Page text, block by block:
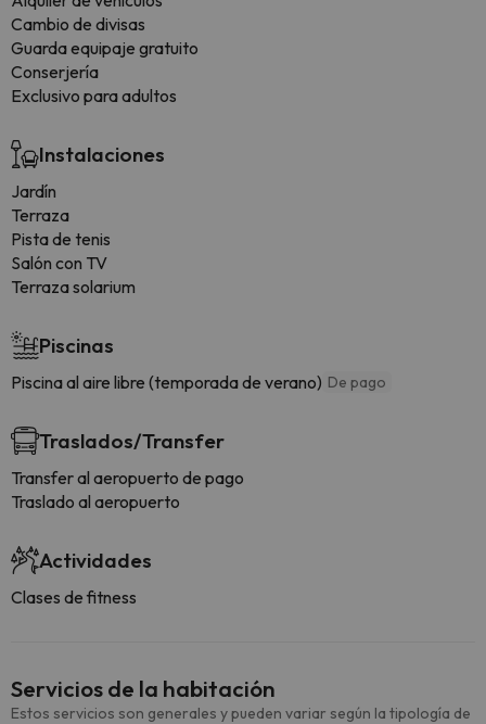
Cambio de divisas
Guarda equipaje gratuito
Conserjería
Exclusivo para adultos
Instalaciones
Jardín
Terraza
Pista de tenis
Salón con TV
Terraza solarium
Piscinas
Piscina al aire libre (temporada de verano) De pago
Traslados/Transfer
Transfer al aeropuerto de pago
Traslado al aeropuerto
Actividades
Clases de fitness
Servicios de la habitación
Estos servicios son generales y pueden variar según la tipología de